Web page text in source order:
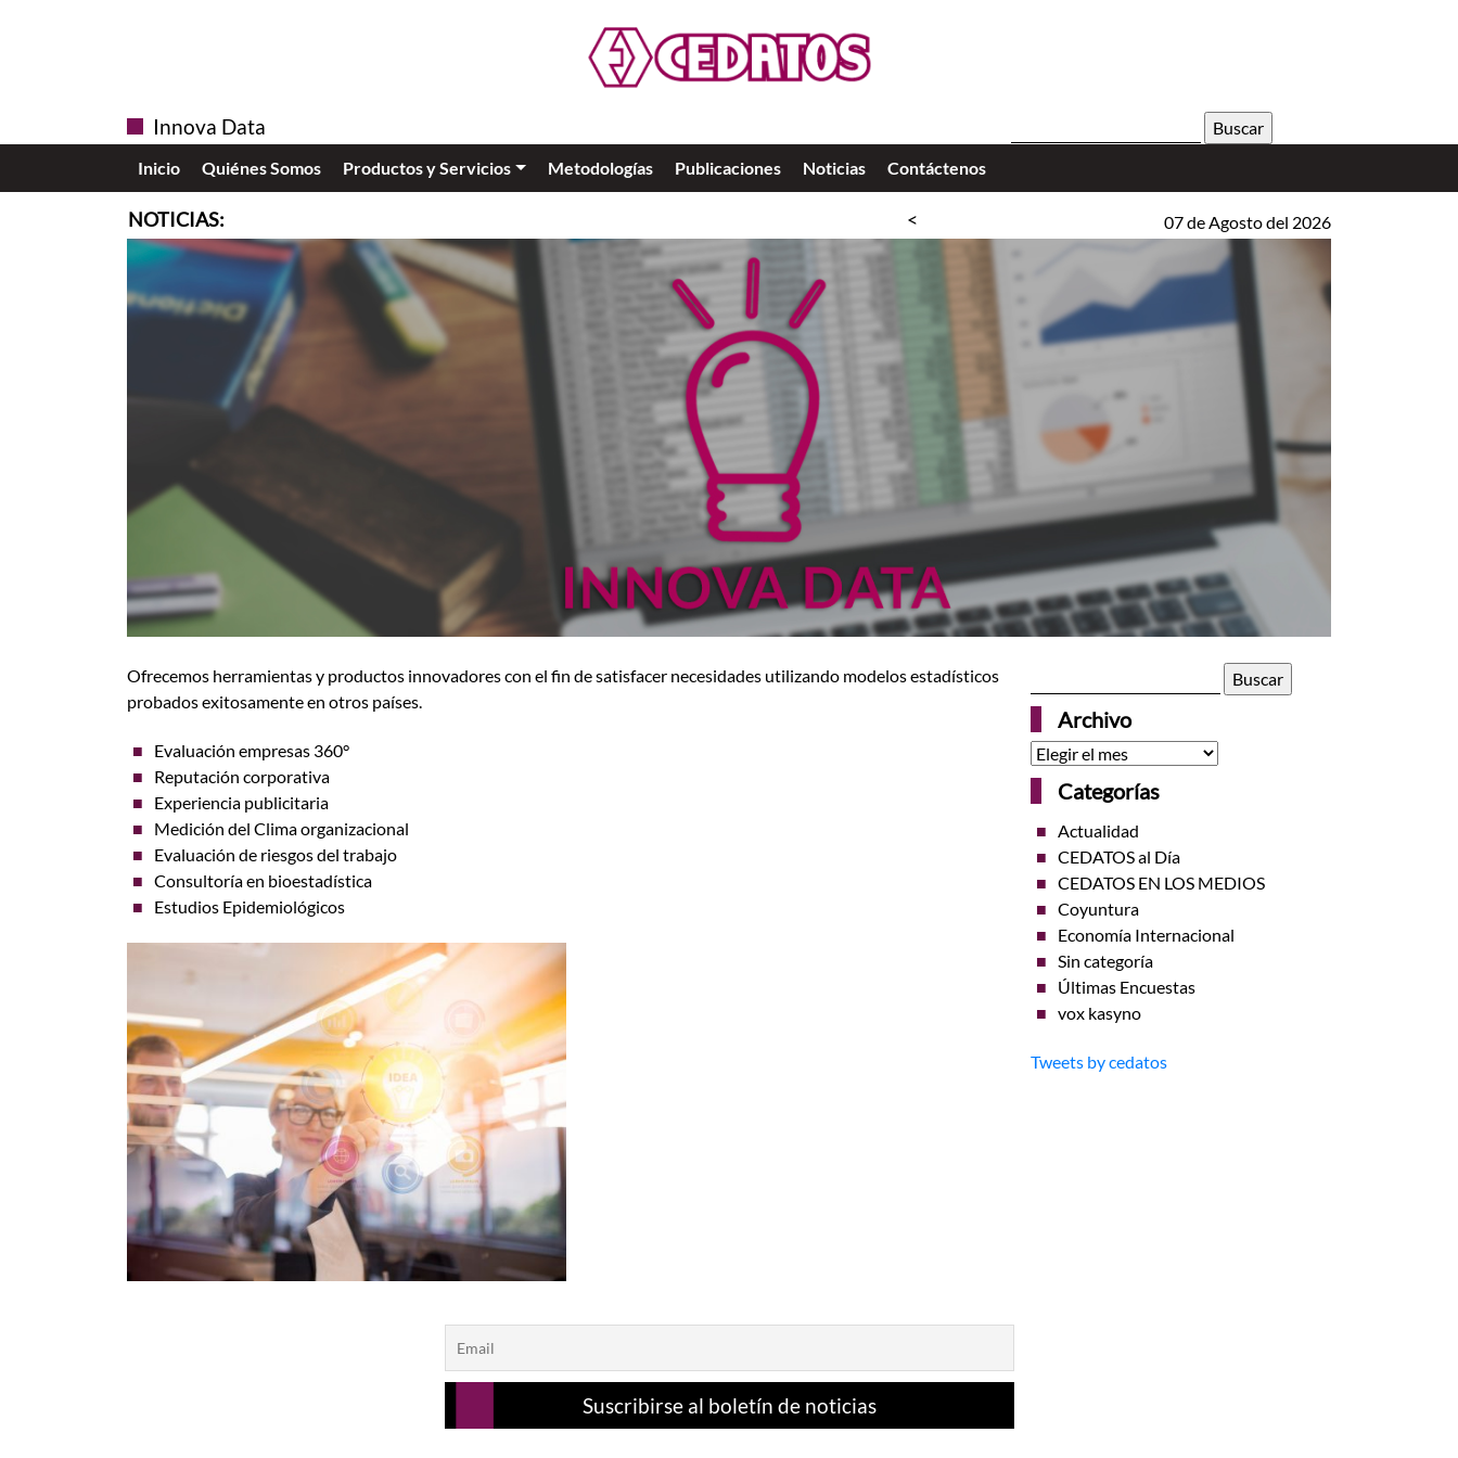
Innova Data
Inicio Quiénes Somos Productos y Servicios Metodologías Publicaciones Noticias Contáctenos
NOTICIAS: << SLOTS VOX CASINO 5 MITÓW O REJESTRACJI KTÓRE
07 de Agosto del 2026
Ofrecemos herramientas y productos innovadores con el fin de satisfacer necesidades utilizando modelos estadísticos
probados exitosamente en otros países.
Evaluación empresas 360°
Reputación corporativa
Experiencia publicitaria
Medición del Clima organizacional
Evaluación de riesgos del trabajo
Consultoría en bioestadística
Estudios Epidemiológicos
Archivo
Archivo
Categorías
Actualidad
CEDATOS al Día
CEDATOS EN LOS MEDIOS
Coyuntura
Economía Internacional
Sin categoría
Últimas Encuestas
vox kasyno
Tweets by cedatos